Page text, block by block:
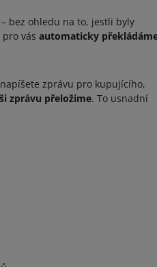
bez ohledu na to, jestli byly
pro vásautomaticky
zprávu pro kupujícího,
zprávu přeložíme. To usnadní